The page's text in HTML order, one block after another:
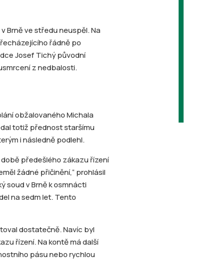
Brně ve středu neuspěl. Na
řádně po
Josef Tichý původní
z nedbalosti.
obžalovaného Michala
totiž přednost staršímu
i následně podlehl.
předešlého zákazu řízení
žádné přičinění,“ prohlásil
soud v Brně k osmnácti
na sedm let. Tento
dostatečně. Navíc byl
řízení. Na kontě má další
pásu nebo rychlou